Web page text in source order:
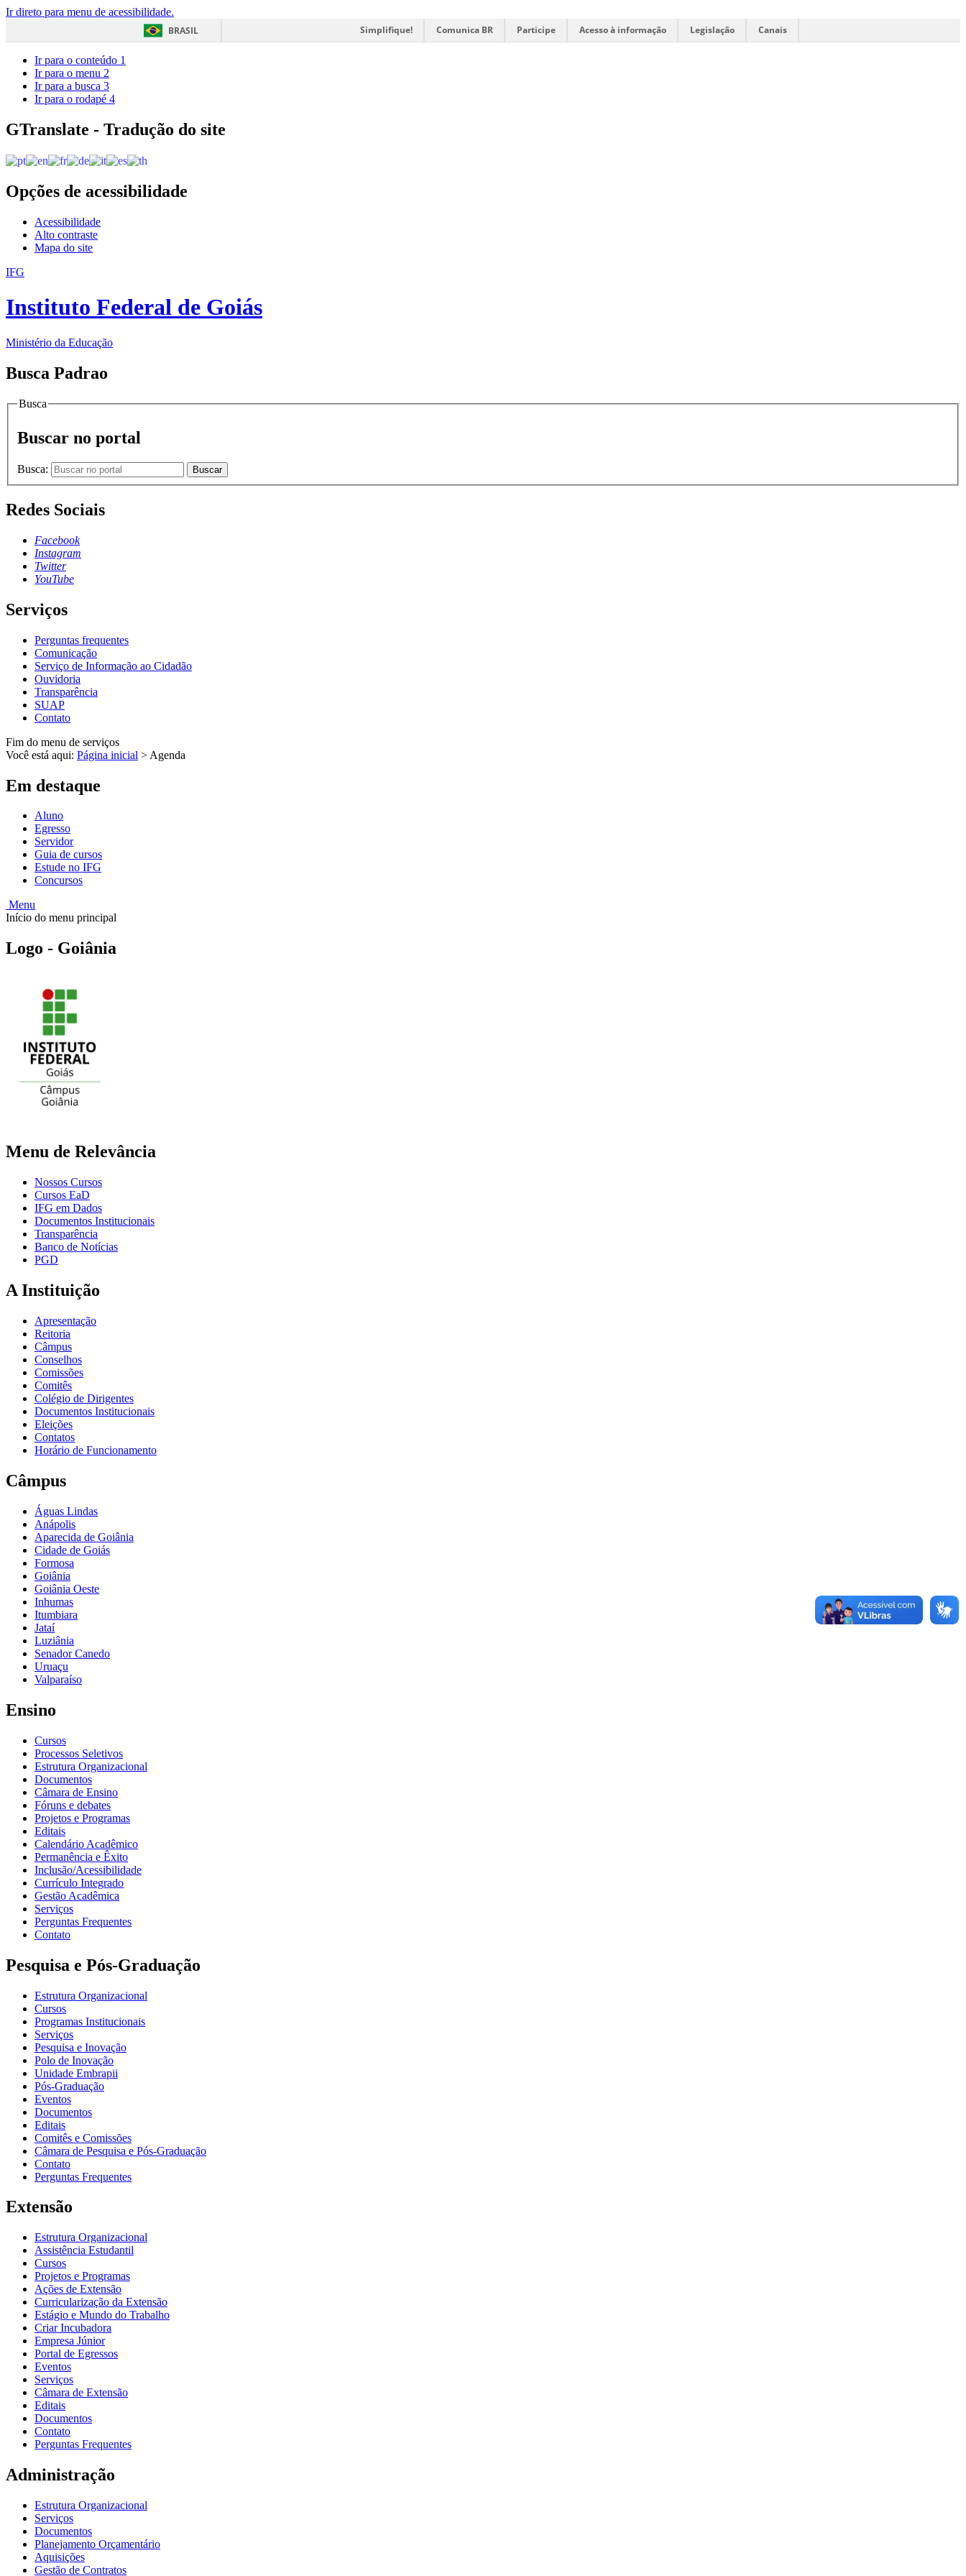
Ir direto para menu de acessibilidade.
BRASIL
Simplifique! Comunica BR Participe Acesso à informação Legislação Canais
Ir para o conteúdo 1
Ir para o menu 2
Ir para a busca 3
Ir para o rodapé 4
GTranslate - Tradução do site
Opções de acessibilidade
Acessibilidade
Alto contraste
Mapa do site
IFG
Instituto Federal de Goiás
Ministério da Educação
Busca Padrao
Busca
Buscar no portal
Busca: Buscar
Redes Sociais
Facebook
Instagram
Twitter
YouTube
Serviços
Perguntas frequentes
Comunicação
Serviço de Informação ao Cidadão
Ouvidoria
Transparência
SUAP
Contato
Fim do menu de serviços
Você está aqui: Página inicial > Agenda
Em destaque
Aluno
Egresso
Servidor
Guia de cursos
Estude no IFG
Concursos
Menu
Início do menu principal
Logo - Goiânia
Menu de Relevância
Nossos Cursos
Cursos EaD
IFG em Dados
Documentos Institucionais
Transparência
Banco de Notícias
PGD
A Instituição
Apresentação
Reitoria
Câmpus
Conselhos
Comissões
Comitês
Colégio de Dirigentes
Documentos Institucionais
Eleições
Contatos
Horário de Funcionamento
Câmpus
Águas Lindas
Anápolis
Aparecida de Goiânia
Cidade de Goiás
Formosa
Goiânia
Goiânia Oeste
Inhumas
Itumbiara
Jataí
Luziânia
Senador Canedo
Uruaçu
Valparaíso
Ensino
Cursos
Processos Seletivos
Estrutura Organizacional
Documentos
Câmara de Ensino
Fóruns e debates
Projetos e Programas
Editais
Calendário Acadêmico
Permanência e Êxito
Inclusão/Acessibilidade
Currículo Integrado
Gestão Acadêmica
Serviços
Perguntas Frequentes
Contato
Pesquisa e Pós-Graduação
Estrutura Organizacional
Cursos
Programas Institucionais
Serviços
Pesquisa e Inovação
Polo de Inovação
Unidade Embrapii
Pós-Graduação
Eventos
Documentos
Editais
Comitês e Comissões
Câmara de Pesquisa e Pós-Graduação
Contato
Perguntas Frequentes
Extensão
Estrutura Organizacional
Assistência Estudantil
Cursos
Projetos e Programas
Ações de Extensão
Curricularização da Extensão
Estágio e Mundo do Trabalho
Criar Incubadora
Empresa Júnior
Portal de Egressos
Eventos
Serviços
Câmara de Extensão
Editais
Documentos
Contato
Perguntas Frequentes
Administração
Estrutura Organizacional
Serviços
Documentos
Planejamento Orçamentário
Aquisições
Gestão de Contratos